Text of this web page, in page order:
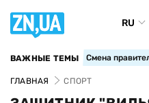
RU
ВАЖНЫЕ ТЕМЫ Смена
ГЛАВНАЯ СПОРТ